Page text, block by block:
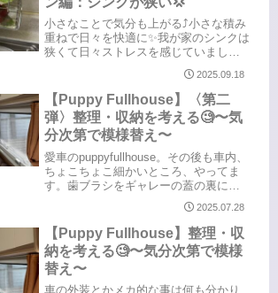
小さなことで気分も上がる⤴️小さな積み
重ねで日々を快適に✨️我が家のシンクは
狭くて日々ストレスを感じていまし
た。狭くて大きめの鍋を置くとシンク
が埋まってしまう…鍋を洗うにも狭く
てイライラ💢元々くぼみの部分には備
え付けのスポンジラックが付いて...
2025.09.18
【Puppy Fullhouse】〈第二
弾〉整理・収納を考える🧐〜気
分次第で模様替え〜
愛車のpuppyfullhouse。その後も車内、
ちょこちょこ細かいところ、やってま
す。歯ブラシをギャレーの蓋の裏にく
っつけました扉の中に入れておくとカ
ビそうなので、ここなら乾きやすい
し、歯ブラシが濡れてても水はシンク
に落ちるかなと。シンク...
2025.07.28
【Puppy Fullhouse】整理・収
納を考える🧐〜気分次第で模様
替え〜
車の外装とかメカ的な事は何も分かり